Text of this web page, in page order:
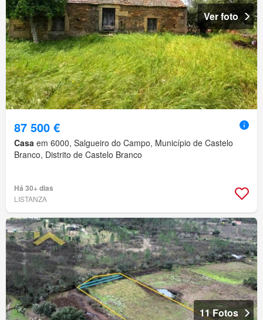
Ver foto
87 500 €
Casa em 6000, Salgueiro do Campo, Município de Castelo
Branco, Distrito de Castelo Branco
Há 30+ dias
LISTANZA
11 Fotos